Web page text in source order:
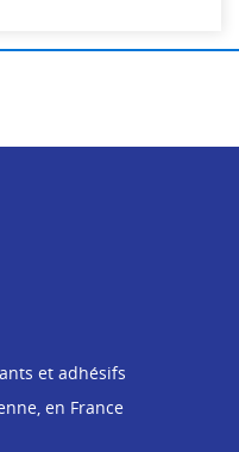
et adhésifs
en France